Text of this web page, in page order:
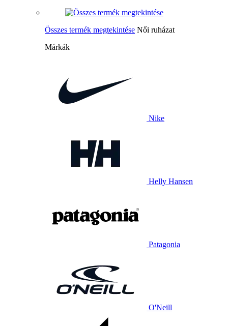
Összes termék megtekintése Női ruházat
Márkák
Nike
Helly Hansen
Patagonia
O'Neill